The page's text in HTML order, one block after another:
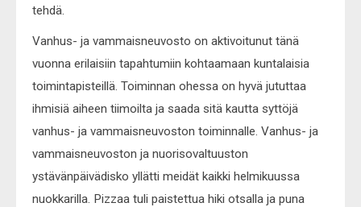
tehdä.
Vanhus- ja vammaisneuvosto on aktivoitunut tänä
vuonna erilaisiin tapahtumiin kohtaamaan kuntalaisia
toimintapisteillä. Toiminnan ohessa on hyvä jututtaa
ihmisiä aiheen tiimoilta ja saada sitä kautta syttöjä
vanhus- ja vammaisneuvoston toiminnalle. Vanhus- ja
vammaisneuvoston ja nuorisovaltuuston
ystävänpäivädisko yllätti meidät kaikki helmikuussa
nuokkarilla. Pizzaa tuli paistettua hiki otsalla ja puna